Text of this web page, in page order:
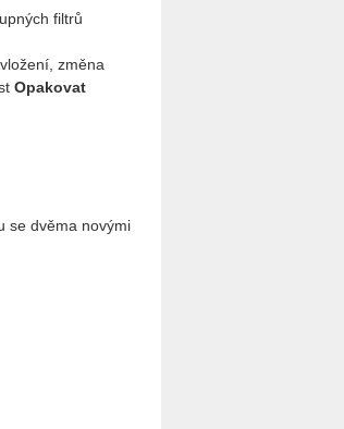
filtrů
změna
Opakovat
se dvěma novými